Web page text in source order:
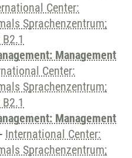
Center:
Sprachenzentrum;
Management
Center:
Sprachenzentrum;
Management
- International Center:
Sprachenzentrum;